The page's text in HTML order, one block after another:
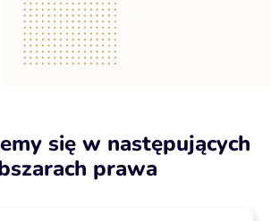
się w następujących
prawa